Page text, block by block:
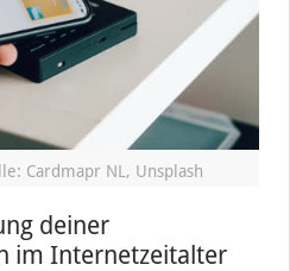
Cardmapr NL, Unsplash
deiner
im Internetzeitalter